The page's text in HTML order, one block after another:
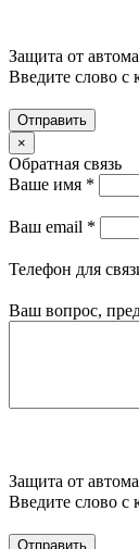
Защита от
Введите слово с
Отправить
×
Обратная связь
Ваше имя *
Ваш email *
Телефон для
Ваш вопрос,
Защита от
Введите слово с
Отправить